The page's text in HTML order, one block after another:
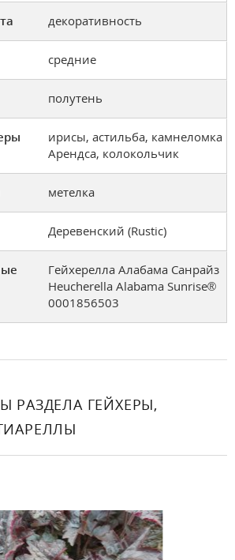
декоративность
средние
полутень
ирисы, астильба, камнеломка
Арендса, колокольчик
метелка
Деревенский (Rustic)
Гейхерелла Алабама Санрайз
Heucherella Alabama Sunrise®
0001856503
РАЗДЕЛА ГЕЙХЕРЫ,